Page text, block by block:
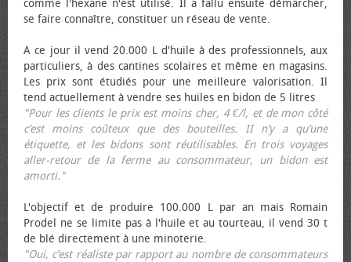
comme l'hexane n'est utilisé. Il a fallu ensuite démarcher,
se faire connaître, constituer un réseau de vente.
A ce jour il vend 20.000 L d'huile à des professionnels, aux
particuliers, à des cantines scolaires et même en magasins.
Les prix sont étudiés pour une meilleure valorisation. Il
tend actuellement à vendre ses huiles en bidon de 5 litres
"Pour les clients le prix est moins cher, 4 €/l, et de mon côté
c’est moins coûteux que des bouteilles. II n’y a qu’une
étiquette, et les bidons sont réutilisables. En trois voyages
aller-retour de la ferme au consommateur, un bidon est
amorti."
L'objectif et de produire 100.000 L par an mais Romain
Prodel ne se limite pas à l'huile et au tourteau, il vend 30 t
de blé directement à une minoterie.
"Oui, c’est réaliste par rapport au nombre de consommateurs